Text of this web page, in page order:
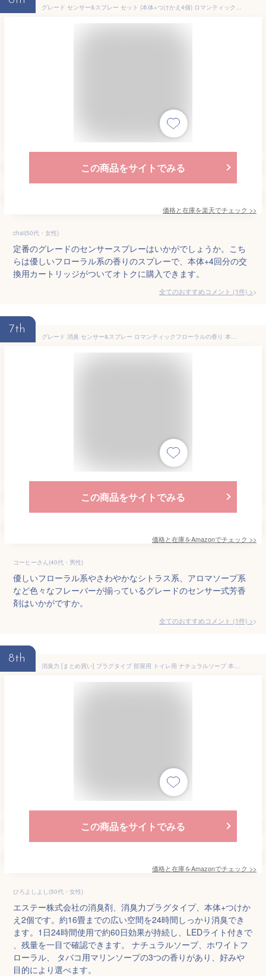
グレード センサー&スプレー セット (本体+つけかえ4個) ロマンティックフローラル 消臭スプレー 消臭センサー 付け替え つけ替え 付けかえ 交換 カートリッジ 消臭剤 詰替 詰め替え つめかえ 消臭 芳香剤 空間 部屋 玄関 リビング 寝室 トイレ 人感センサー 置き型 GLADE
この商品をサイトでみる
価格と在庫を楽天でチェック >>
chai(50代・女性)
定番のグレードのセンサースプレーはいかがでしょうか。こち
らは優しいフローラル系の香りのスプレーで、本体+4回分の交
換用カートリッジがついてオトクに購入できます。
全てのおすすめコメント (1件) >
7th
グレード 消臭 センサー&スプレー ロマンティックフローラルの香り 本体 + カートリッジ5本 人感スプレー式 芳香剤
この商品をサイトでみる
価格と在庫をAmazonでチェック >>
コーヒーさん(40代・男性)
優しいフローラル系やさわやかなシトラス系、アロマソープ系
など色々なフレーバーが揃っているグレードのセンサー式芳香
剤はいかがですか。
全てのおすすめコメント (1件) >
8th
消臭力 [まとめ買い] プラグタイプ 部屋用 トイレ用 ナチュラルソープ 本体+つけかえ2個 60mL 部屋 玄関 リビング トイレ 消臭剤 消臭 芳香剤
この商品をサイトでみる
価格と在庫をAmazonでチェック >>
ひろよしよし(50代・女性)
エステー株式会社の消臭剤、消臭力プラグタイプ、本体+つけか
え2個です。約16畳までの広い空間を24時間しっかり消臭でき
ます。1日24時間使用で約60日効果が持続し、LEDライト付きで
、残量を一目で確認できます。 ナチュラルソープ、ホワイトフ
ローラル、 タバコ用マリンソープの3つの香りがあり、好みや
目的により選べます。